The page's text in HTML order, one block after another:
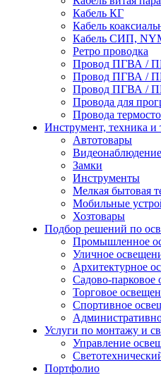
Кабель КГ
Кабель
Кабель СИП,
Ретро проводка
Провод ПГВА /
Провод ПГВА /
Провод ПГВА
Провода для
Провода
Инструмент, техника и
Автотовары
Видеонаблюдение
Замки
Инструменты
Мелкая бытовая
Мобильные
Хозтовары
Подбор решений по
Промышленное
Уличное
Архитектурное
Садово-парковое
Торговое
Спортивное
Услуги по монтажу и
Управление
Портфолио